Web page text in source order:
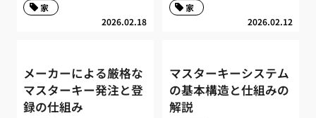
2026.02.18
家
2026.02.12
家
メーカーによる厳格な
マスターキー発注と登
録の仕組み
マスターキーシステム
の基本構造と仕組みの
解説